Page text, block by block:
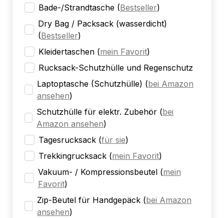
Bade-/Strandtasche (Bestseller)
Dry Bag / Packsack (wasserdicht)
(Bestseller)
Kleidertaschen (mein Favorit)
Rucksack-Schutzhülle und Regenschutz
Laptoptasche (Schutzhülle) (bei Amazon
ansehen)
Schutzhülle für elektr. Zubehör (bei
Amazon ansehen)
Tagesrucksack (für sie)
Trekkingrucksack (mein Favorit)
Vakuum- / Kompressionsbeutel (mein
Favorit)
Zip-Beutel für Handgepäck (bei Amazon
ansehen)